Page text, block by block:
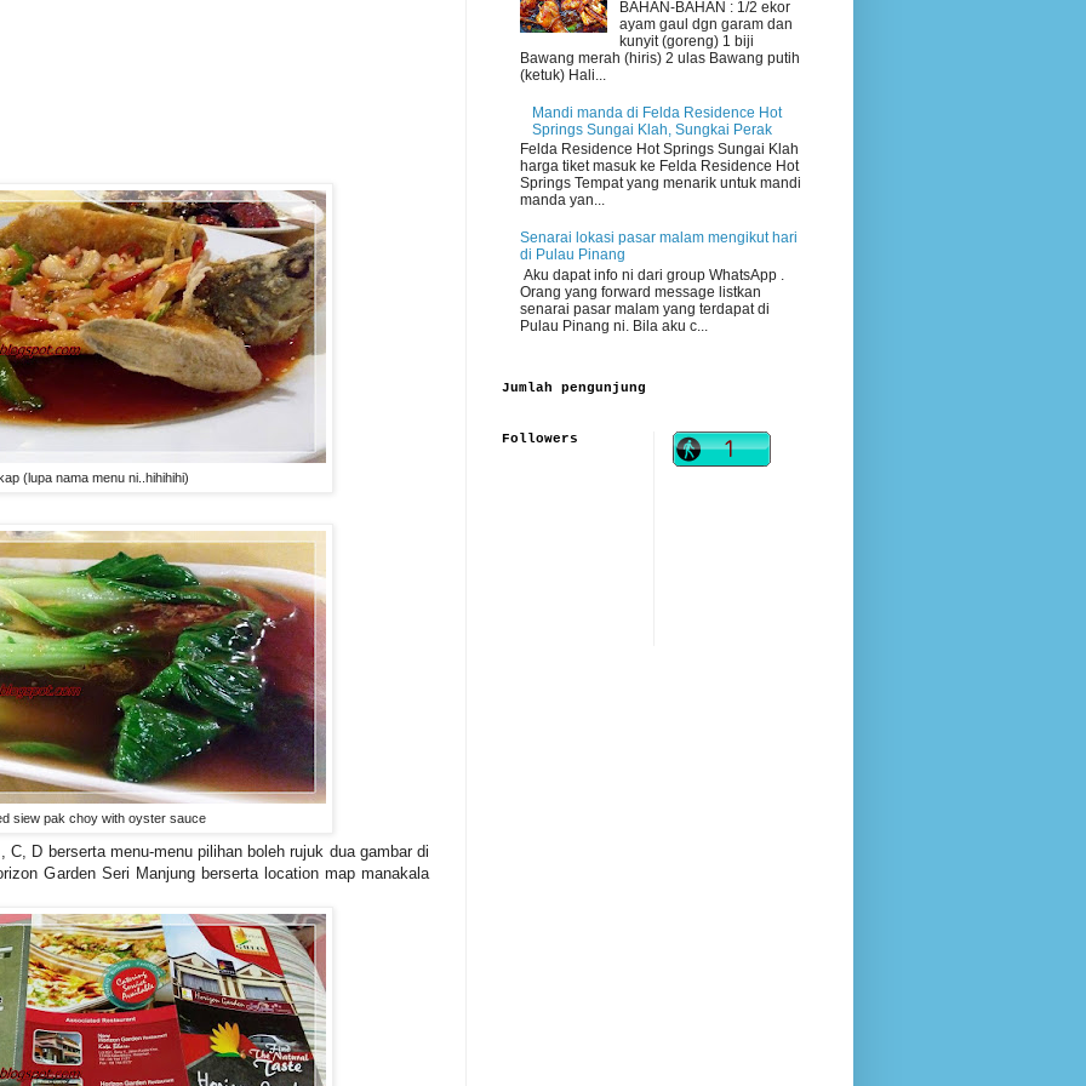
(lupa nama menu ni..hihihihi)
siew pak choy with oyster sauce
D berserta menu-menu pilihan boleh rujuk dua gambar di
Garden Seri Manjung berserta location map manakala
BAHAN-BAHAN : 1/2 ekor
ayam gaul dgn garam dan
kunyit (goreng) 1 biji
Bawang merah (hiris) 2 ulas Bawang putih
(ketuk) Hali...
Mandi manda di Felda Residence Hot
Springs Sungai Klah, Sungkai Perak
Felda Residence Hot Springs Sungai Klah
harga tiket masuk ke Felda Residence Hot
Springs Tempat yang menarik untuk mandi
manda yan...
Senarai lokasi pasar malam mengikut hari
di Pulau Pinang
Aku dapat info ni dari group WhatsApp .
Orang yang forward message listkan
senarai pasar malam yang terdapat di
Pulau Pinang ni. Bila aku c...
Jumlah pengunjung
Followers